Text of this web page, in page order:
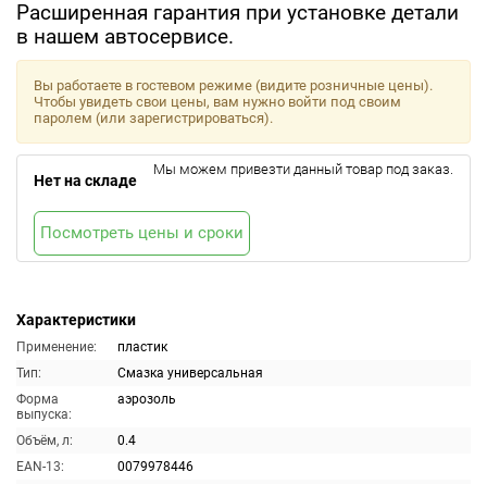
Расширенная гарантия при установке детали
в нашем автосервисе.
Характеристики
Применение:
пластик
Тип:
Смазка универсальная
Форма
выпуска:
аэрозоль
Объём, л:
0.4
EAN-13:
0079978446
Вы работаете в гостевом режиме (видите розничные цены).
Чтобы увидеть свои цены, вам нужно войти под своим
паролем (или зарегистрироваться).
Нет на складе
Мы можем привезти данный товар под заказ.
Посмотреть цены и сроки